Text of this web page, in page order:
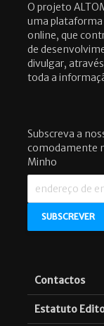
O projeto
uma plataforma
online, que
de
divulgar,
toda a
Subscreva a
comodamente
Minho
Contactos
Estatuto